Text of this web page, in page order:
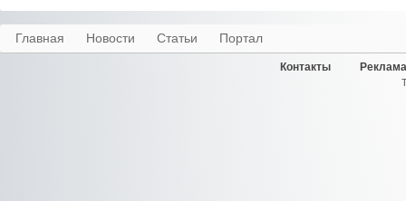
Главная Новости Статьи Портал
Контакты